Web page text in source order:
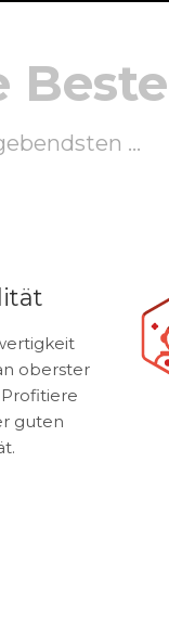
...
oberster
guten